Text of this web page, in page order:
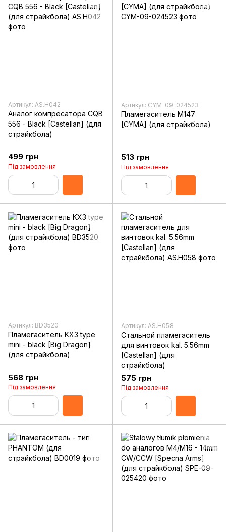
Артикул: AS.H042
Аналог компресатора CQB
556 - Black [Castellan] (для
страйкбола)
499 грн
Під замовлення
Артикул: CYM-09-024523
Пламегаситель M147
[CYMA] (для страйкбола)
513 грн
Під замовлення
Артикул: BD3520
Пламегаситель KX3 type
mini - black [Big Dragon]
(для страйкбола)
568 грн
Під замовлення
Артикул: AS.H058
Стальной пламегаситель
для винтовок kal. 5.56mm
[Castellan] (для
страйкбола)
575 грн
Під замовлення